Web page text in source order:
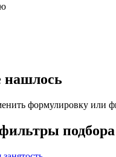
нашлось
формулировку или